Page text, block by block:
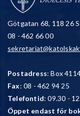
Götgatan 68, 118 26
08 - 462 66 00
Postadress: Box
Fax: 08 - 462 94 25
Telefontid: 09.30 -
Öppet endast för